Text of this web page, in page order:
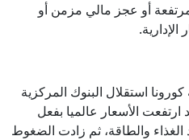
أو عجز مالي مزمن أو
استقلال البنوك المركزية
الأسعار عالميا بفعل
والطاقة، ثم زادت الضغوط